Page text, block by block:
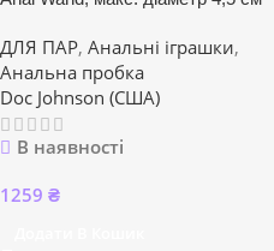
ДЛЯ ПАР, Анальні іграшки,
Анальна пробка
Doc Johnson (США)
В наявності
1259 ₴